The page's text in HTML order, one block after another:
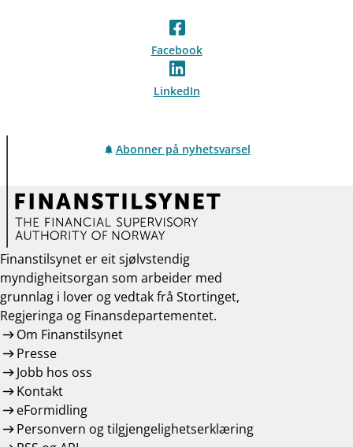
Facebook
LinkedIn
Abonner på nyhetsvarsel
Finanstilsynet er eit sjølvstendig
myndigheitsorgan som arbeider med
grunnlag i lover og vedtak frå Stortinget,
Regjeringa og Finansdepartementet.
Om Finanstilsynet
Presse
Jobb hos oss
Kontakt
eFormidling
Personvern og tilgjengelighetserklæring